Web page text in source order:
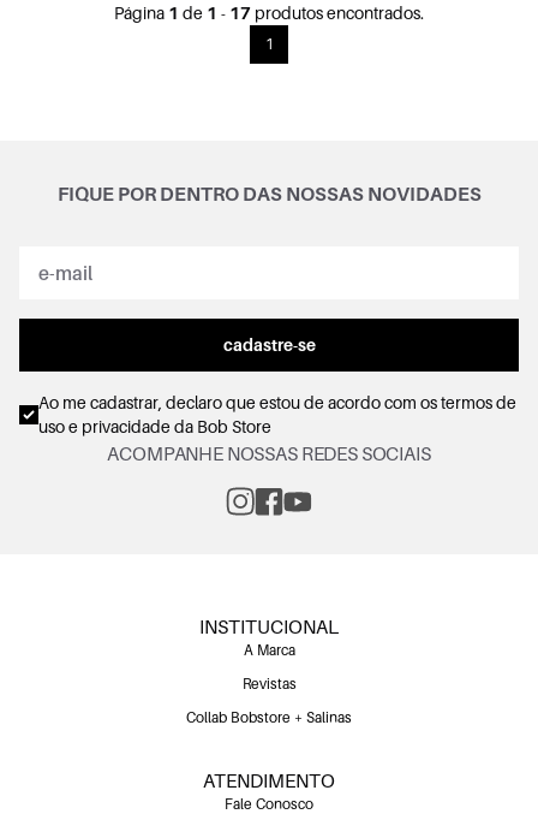
Página 1 de 1 - 17 produtos encontrados.
1
FIQUE POR DENTRO DAS NOSSAS NOVIDADES
cadastre-se
Ao me cadastrar, declaro que estou de acordo com ostermos de
uso e privacidadeda Bob Store
ACOMPANHE NOSSAS REDES SOCIAIS
INSTITUCIONAL
A Marca
Revistas
Collab Bobstore + Salinas
ATENDIMENTO
Fale Conosco